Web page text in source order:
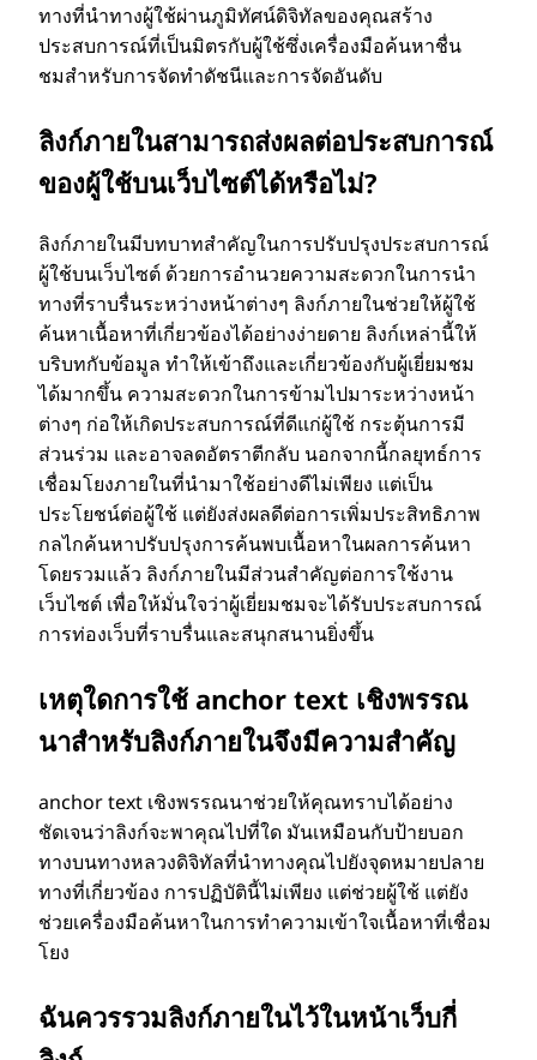
ทางที่นําทางผู้ใช้ผ่านภูมิทัศน์ดิจิทัลของคุณสร้าง
ประสบการณ์ที่เป็นมิตรกับผู้ใช้ซึ่งเครื่องมือค้นหาชื่น
ชมสําหรับการจัดทําดัชนีและการจัดอันดับ
ลิงก์ภายในสามารถส่งผลต่อประสบการณ์
ของผู้ใช้บนเว็บไซต์ได้หรือไม่?
ลิงก์ภายในมีบทบาทสําคัญในการปรับปรุงประสบการณ์
ผู้ใช้บนเว็บไซต์ ด้วยการอํานวยความสะดวกในการนํา
ทางที่ราบรื่นระหว่างหน้าต่างๆ ลิงก์ภายในช่วยให้ผู้ใช้
ค้นหาเนื้อหาที่เกี่ยวข้องได้อย่างง่ายดาย ลิงก์เหล่านี้ให้
บริบทกับข้อมูล ทําให้เข้าถึงและเกี่ยวข้องกับผู้เยี่ยมชม
ได้มากขึ้น ความสะดวกในการข้ามไปมาระหว่างหน้า
ต่างๆ ก่อให้เกิดประสบการณ์ที่ดีแก่ผู้ใช้ กระตุ้นการมี
ส่วนร่วม และอาจลดอัตราตีกลับ นอกจากนี้กลยุทธ์การ
เชื่อมโยงภายในที่นํามาใช้อย่างดีไม่เพียง แต่เป็น
ประโยชน์ต่อผู้ใช้ แต่ยังส่งผลดีต่อการเพิ่มประสิทธิภาพ
กลไกค้นหาปรับปรุงการค้นพบเนื้อหาในผลการค้นหา
โดยรวมแล้ว ลิงก์ภายในมีส่วนสําคัญต่อการใช้งาน
เว็บไซต์ เพื่อให้มั่นใจว่าผู้เยี่ยมชมจะได้รับประสบการณ์
การท่องเว็บที่ราบรื่นและสนุกสนานยิ่งขึ้น
เหตุใดการใช้ anchor text เชิงพรรณ
นาสําหรับลิงก์ภายในจึงมีความสําคัญ
anchor text เชิงพรรณนาช่วยให้คุณทราบได้อย่าง
ชัดเจนว่าลิงก์จะพาคุณไปที่ใด มันเหมือนกับป้ายบอก
ทางบนทางหลวงดิจิทัลที่นําทางคุณไปยังจุดหมายปลาย
ทางที่เกี่ยวข้อง การปฏิบัตินี้ไม่เพียง แต่ช่วยผู้ใช้ แต่ยัง
ช่วยเครื่องมือค้นหาในการทําความเข้าใจเนื้อหาที่เชื่อม
โยง
ฉันควรรวมลิงก์ภายในไว้ในหน้าเว็บกี่